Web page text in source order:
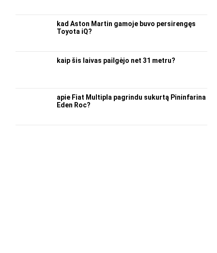
kad Aston Martin gamoje buvo persirengęs
Toyota iQ?
kaip šis laivas pailgėjo net 31 metru?
apie Fiat Multipla pagrindu sukurtą Pininfarina
Eden Roc?